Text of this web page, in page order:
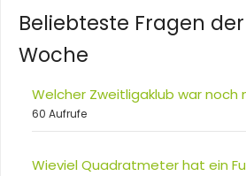
Beliebteste Fragen
Woche
Welcher Zweitligaklub war noch
60 Aufrufe
Wieviel Quadratmeter hat ein